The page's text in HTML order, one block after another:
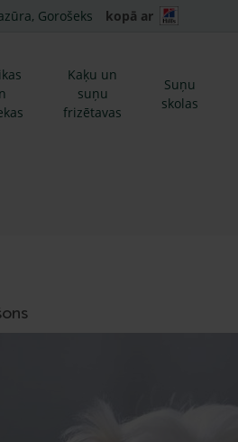
Gorošeks kopā ar
Kaķu un
suņu
frizētavas
Suņu
skolas